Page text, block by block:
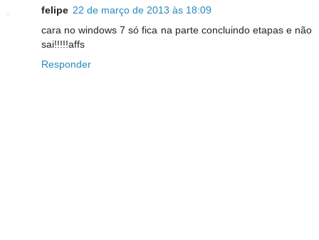
felipe 22 de março de 2013 às 18:09
cara no windows 7 só fica na parte concluindo etapas e não
sai!!!!!affs
Responder